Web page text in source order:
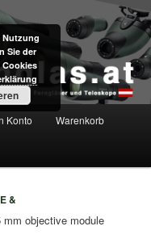
und Teleskope direkt aus Tirol
Konto Warenkorb
&
mm objective module
Nutzung
Sie der